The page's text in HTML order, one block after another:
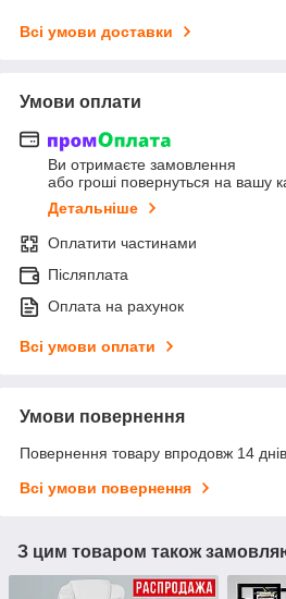
Всі умови доставки
Умови оплати
Ви отримаєте замовлення
або гроші повернуться на вашу
Детальніше
Оплатити частинами
Післяплата
Оплата на рахунок
Всі умови оплати
Умови повернення
Повернення товару впродовж 14
Всі умови повернення
З цим товаром також